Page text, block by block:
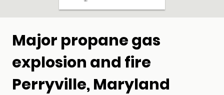
Major propane gas
explosion and fire
Perryville, Maryland